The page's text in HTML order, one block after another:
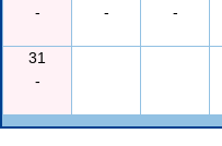
-
-
-
31
-